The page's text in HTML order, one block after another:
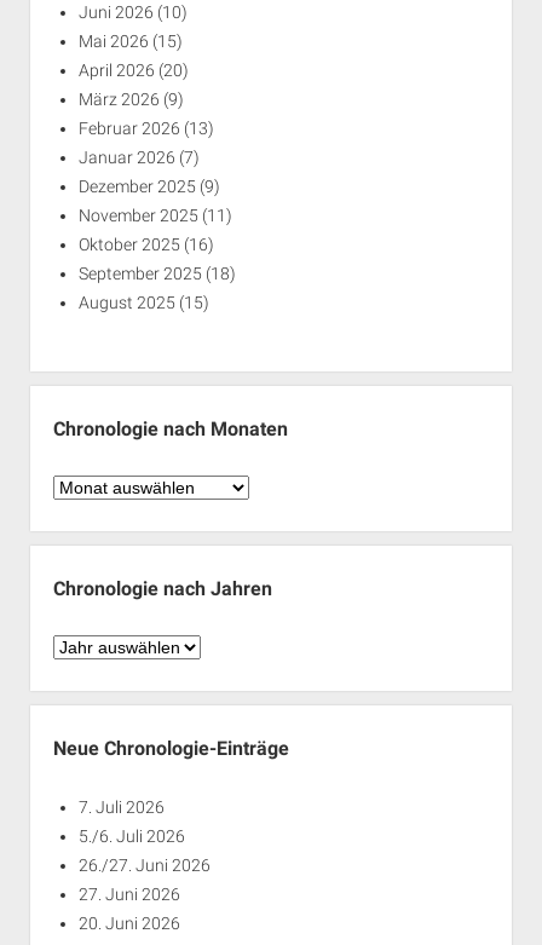
Juni 2026 (10)
Mai 2026 (15)
April 2026 (20)
März 2026 (9)
Februar 2026 (13)
Januar 2026 (7)
Dezember 2025 (9)
November 2025 (11)
Oktober 2025 (16)
September 2025 (18)
August 2025 (15)
Chronologie nach Monaten
Chronologie
Monaten
Chronologie nach Jahren
Chronologie
Jahren
Neue Chronologie-Einträge
7. Juli 2026
5./6. Juli 2026
26./27. Juni 2026
27. Juni 2026
20. Juni 2026